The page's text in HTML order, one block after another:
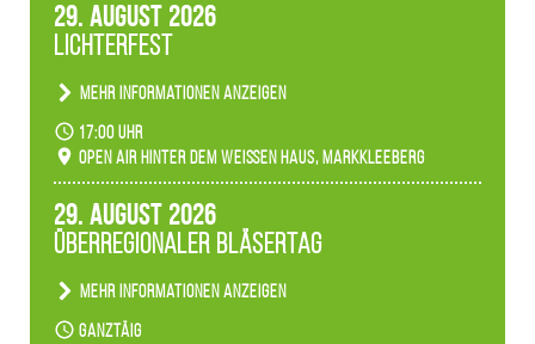
29. August 2026
Lichterfest
Mehr Informationen anzeigen
Becherlichter, Fackeln und Lichtinstallationen
verwandeln den agra-Park in einen farbigen
Märchenwald, der bei jedem Rundgang einen
Ambiente gibt es ein leuchtendes Konzert
unserer Fachbereiche.
17:00 Uhr
Open Air hinter dem weißen Haus, Markkleeberg
29. August 2026
Überregionaler Bläsertag
Mehr Informationen anzeigen
Teilnahme der Bläserklassen.
ganztäig